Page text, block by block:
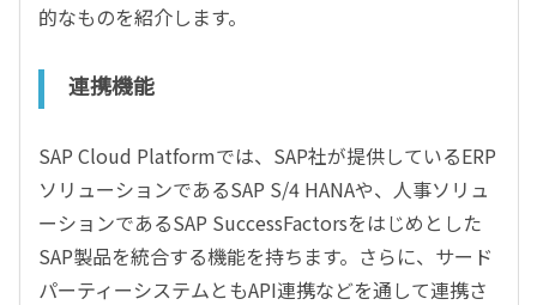
的なものを紹介します。
連携機能
SAP Cloud Platformでは、SAP社が提供しているERP
ソリューションであるSAP S/4 HANAや、人事ソリュ
ーションであるSAP SuccessFactorsをはじめとした
SAP製品を統合する機能を持ちます。さらに、サード
パーティーシステムともAPI連携などを通して連携さ